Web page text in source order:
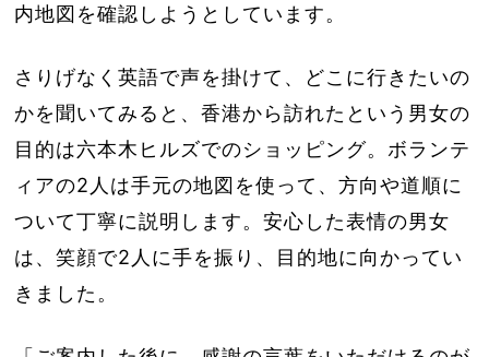
内地図を確認しようとしています。
さりげなく英語で声を掛けて、どこに行きたいの
かを聞いてみると、香港から訪れたという男女の
目的は六本木ヒルズでのショッピング。ボランテ
ィアの2人は手元の地図を使って、方向や道順に
ついて丁寧に説明します。安心した表情の男女
は、笑顔で2人に手を振り、目的地に向かってい
きました。